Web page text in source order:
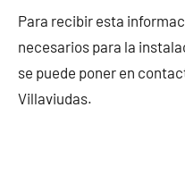
Para recibir esta
necesarios para la
se puede poner en
Villaviudas.